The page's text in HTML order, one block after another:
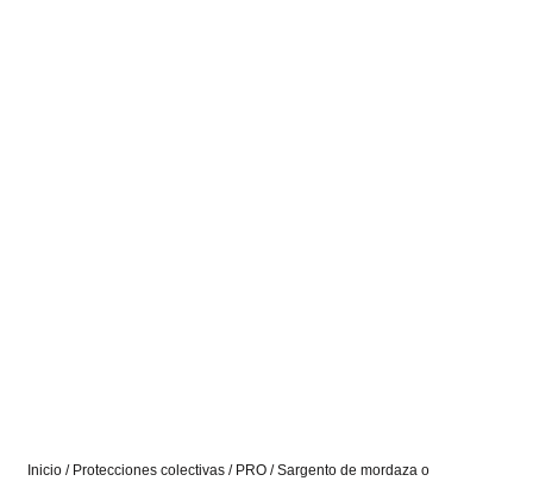
Inicio / Protecciones colectivas / PRO / Sargento de mordaza o